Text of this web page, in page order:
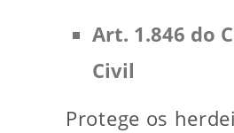
Art. 1.846 do
Civil
Protege os